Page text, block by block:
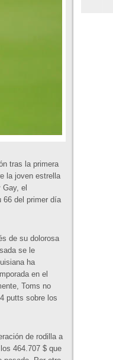
tras la primera
la joven estrella
el
66 del primer día
de su dolorosa
se le
ha
en el
Toms no
putts sobre los
de rodilla a
464.707 $ que